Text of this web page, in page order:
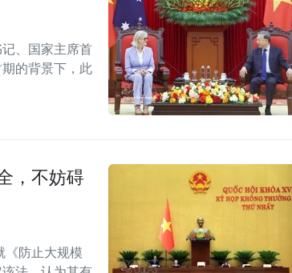
、国家主席首
的背景下，此
，不妨碍
《防止大规模